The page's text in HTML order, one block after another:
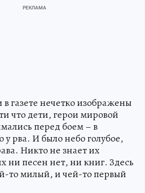
газете нечетко изображены
что дети, герои мировой
перед боем – в
у рва. И было небо голубое,
Никто не знает их
ни песен нет, ни книг. Здесь
то милый, и чей-то первый